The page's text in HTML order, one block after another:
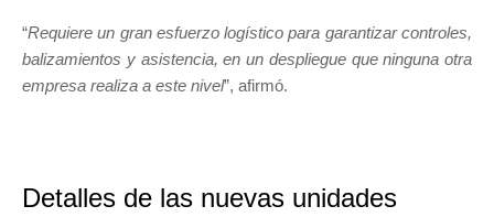
“Requiere un gran esfuerzo logístico para garantizar controles,
balizamientos y asistencia, en un despliegue que ninguna otra
empresa realiza a este nivel”, afirmó.
Detalles de las nuevas unidades